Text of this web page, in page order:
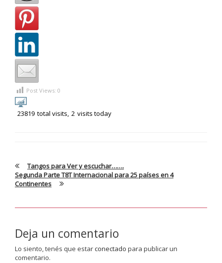
Post Views: 0
23819 total visits, 2 visits today
Tangos para Ver y escuchar…….
Segunda Parte T8T Internacional para 25 países en 4
Continentes
Deja un comentario
Lo siento, tenés que estarconectado para publicar un
comentario.